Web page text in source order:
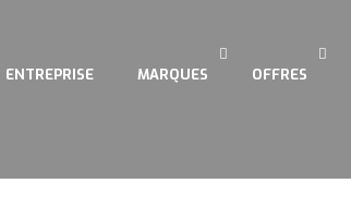
ENTREPRISE MARQUES OFFRES